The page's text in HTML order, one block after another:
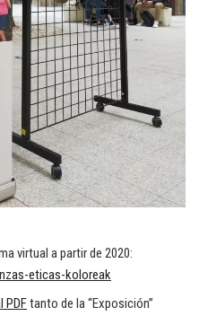
virtual a partir de 2020:
eticas-koloreak
PDFtanto de la “Exposición”